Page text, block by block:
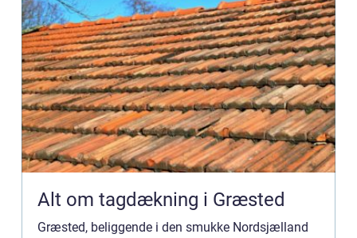
Alt om tagdækning i Græsted
Græsted, beliggende i den smukke Nordsjælland